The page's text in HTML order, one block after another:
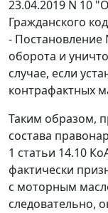
23.04.2019 N 10
Гражданского
- Постановление
оборота и
случае, если
контрафактных
Таким образом,
состава
1 статьи 14.10
фактически
с моторным
следовательно,